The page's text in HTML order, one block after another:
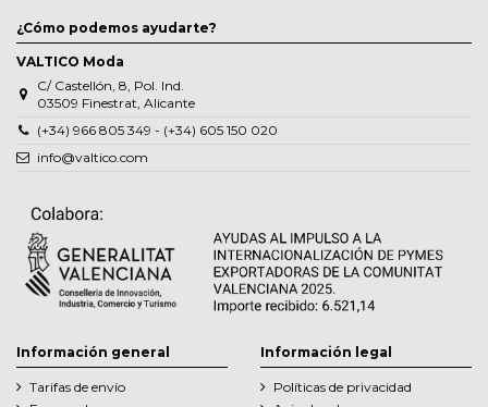
¿Cómo podemos ayudarte?
VALTICO Moda
C/ Castellón, 8, Pol. Ind.
03509 Finestrat, Alicante
(+34) 966 805 349 - (+34) 605 150 020
info@valtico.com
Información general
Tarifas de envío
Información legal
Políticas de privacidad